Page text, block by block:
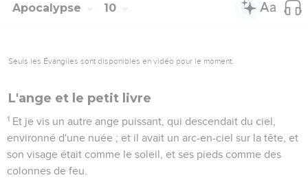
Apocalypse 10
Seuls les Évangiles sont disponibles en vidéo pour le moment.
L'ange et le petit livre
1 Et je vis un autre ange puissant, qui descendait du ciel,
environné d'une nuée ; et il avait un arc-en-ciel sur la tête, et
son visage était comme le soleil, et ses pieds comme des
colonnes de feu.